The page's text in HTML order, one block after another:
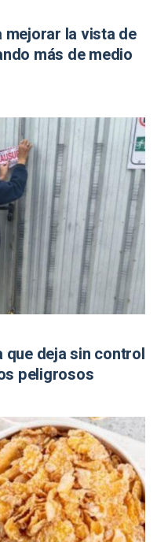
mejorar la vista de
más de medio
que deja sin control
peligrosos